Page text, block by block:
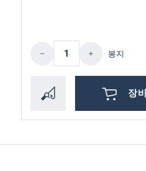
제품 수량: 원하는
봉지
장